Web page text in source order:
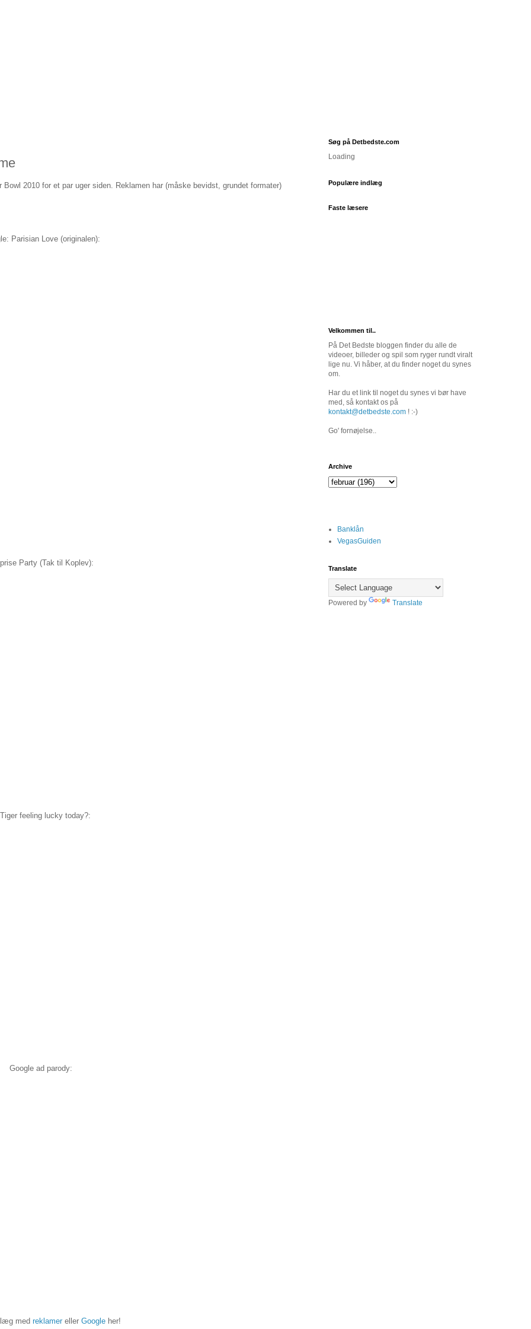
2010 for et par uger siden. Reklamen har (måske bevidst, grundet formater)
Parisian Love (originalen):
Party (Tak til Koplev):
feeling lucky today?:
Google ad parody:
med reklamer eller Google her!
Søg på Detbedste.com
Loading
Populære indlæg
Faste læsere
Velkommen til..
På Det Bedste bloggen finder du alle de
videoer, billeder og spil som ryger rundt viralt
lige nu. Vi håber, at du finder noget du synes
om.
Har du et link til noget du synes vi bør have
med, så kontakt os på
kontakt@detbedste.com ! :-)
Go' fornøjelse..
Archive
Banklån
VegasGuiden
Translate
Powered by Translate